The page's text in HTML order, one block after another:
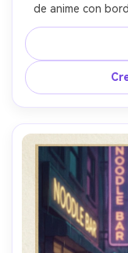
de anime con
arriba, eslogan
limpios y espacio
en impresión con